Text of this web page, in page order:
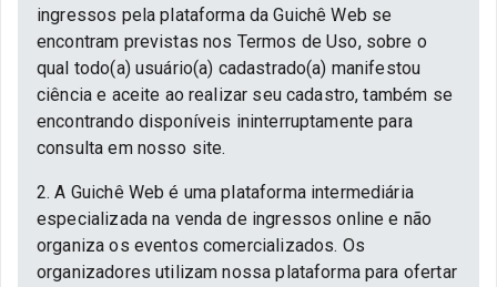
ingressos pela plataforma da Guichê Web se
encontram previstas nos Termos de Uso, sobre o
qual todo(a) usuário(a) cadastrado(a) manifestou
ciência e aceite ao realizar seu cadastro, também se
encontrando disponíveis ininterruptamente para
consulta em nosso site.
2. A Guichê Web é uma plataforma intermediária
especializada na venda de ingressos online e não
organiza os eventos comercializados. Os
organizadores utilizam nossa plataforma para ofertar